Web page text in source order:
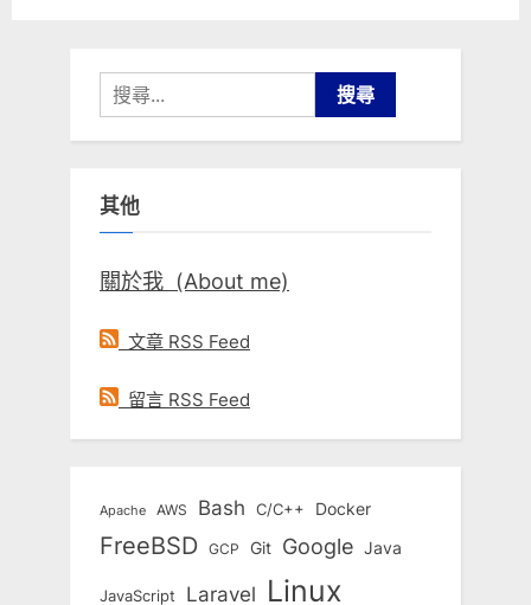
搜
尋
關
字:
其他
關於我 (About me)
文章 RSS Feed
留言 RSS Feed
Apache AWS Bash C/C++ Docker
FreeBSD GCP Git Google Java
JavaScript Laravel Linux